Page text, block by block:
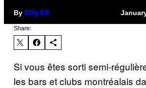
By Billy Eff
Share:
Si vous êtes sorti semi-
les bars et clubs montréalais